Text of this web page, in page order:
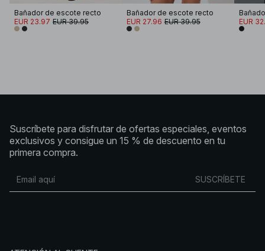
Bañador de escote recto
EUR 23.97 EUR 39.95
Bañador de escote recto
EUR 27.96 EUR 39.95 EUR
Suscríbete para disfrutar de ofertas especiales, eventos
exclusivos y consigue un 15 % de descuento en tu
primera compra.
SUSCRÍBETE